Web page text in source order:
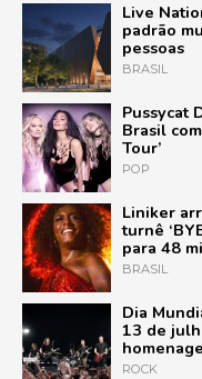
Live
padrão
pessoas
BRASIL
Pussycat
Brasil
Tour’
POP
Liniker
turnê
para 48
BRASIL
Dia
13 de
ROCK